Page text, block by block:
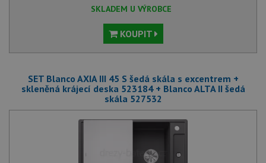
SKLADEM U VÝROBCE
KOUPIT
SET Blanco AXIA III 45 S šedá skála s excentrem +
skleněná krájecí deska 523184 + Blanco ALTA II šedá
skála 527532